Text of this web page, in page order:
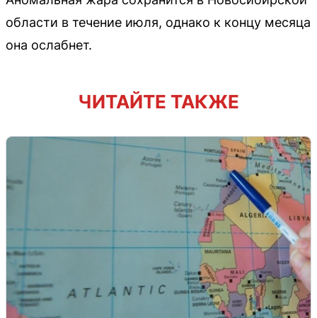
области в течение июля, однако к концу месяца
она ослабнет.
ЧИТАЙТЕ ТАКЖЕ